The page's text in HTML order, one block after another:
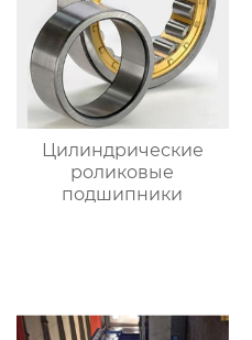
Цилиндрические
роликовые
подшипники